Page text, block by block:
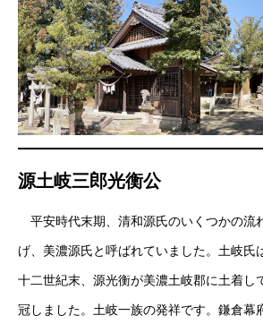
源土岐三郎光衡公
平安時代末期、清和源氏のいくつかの流
げ、美濃源氏と呼ばれていました。土岐氏
十二世紀末、源光衡が美濃土岐郡に土着し
冠しました。土岐一族の発祥です。鎌倉幕